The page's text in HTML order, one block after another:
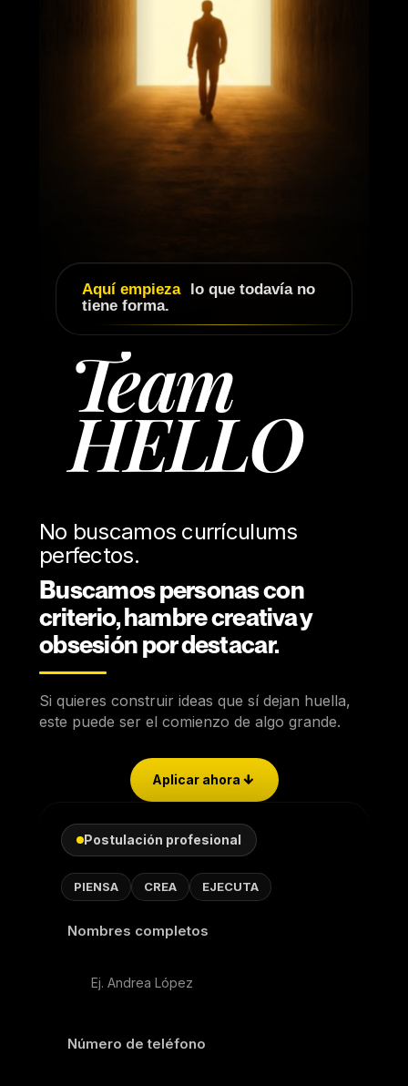
Aquí empieza
lo que todavía no
tiene forma.
Team
HELLO
No buscamos currículums
perfectos.
Buscamos personas con
criterio, hambre creativa y
obsesión por destacar.
Si quieres construir ideas que sí dejan huella,
este puede ser el comienzo de algo grande.
Aplicar ahora
Postulación profesional
PIENSA CREA EJECUTA
Nombres completos
Número de teléfono